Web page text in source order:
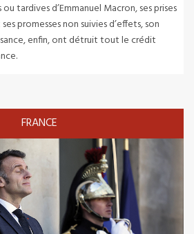
tardives d’Emmanuel Macron, ses prises
promesses non suivies d’effets, son
enfin, ont détruit tout le crédit
FRANCE